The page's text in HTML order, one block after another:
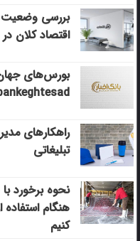
بررسی
اقتصاد کلان در
بورس‌های
bankeghtesad
راهکارهای
تبلیغاتی
نحوه برخورد
هنگام
کنیم